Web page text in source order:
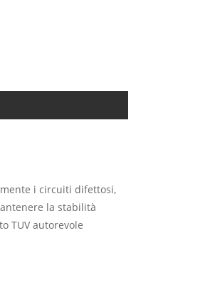
i circuiti difettosi,
la stabilità
TUV autorevole